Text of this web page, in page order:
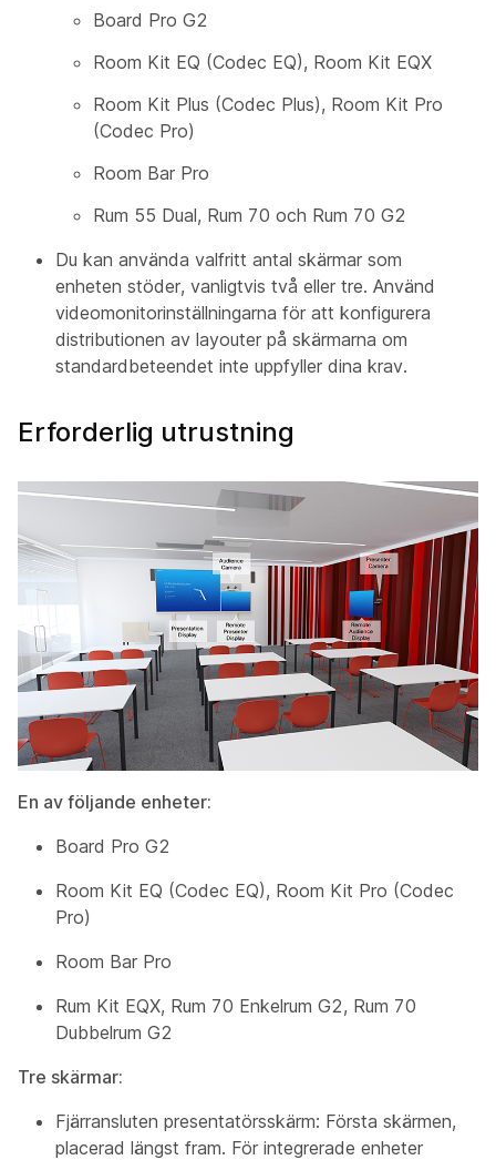
Board Pro G2
Room Kit EQ (Codec EQ), Room Kit EQX
Room Kit Plus (Codec Plus), Room Kit Pro
(Codec Pro)
Room Bar Pro
Rum 55 Dual, Rum 70 och Rum 70 G2
Du kan använda valfritt antal skärmar som
enheten stöder, vanligtvis två eller tre. Använd
videomonitorinställningarna för att konfigurera
distributionen av layouter på skärmarna om
standardbeteendet inte uppfyller dina krav.
Erforderlig utrustning
En av följande enheter:
Board Pro G2
Room Kit EQ (Codec EQ), Room Kit Pro (Codec
Pro)
Room Bar Pro
Rum Kit EQX, Rum 70 Enkelrum G2, Rum 70
Dubbelrum G2
Tre skärmar:
Fjärransluten presentatörsskärm: Första skärmen,
placerad längst fram. För integrerade enheter